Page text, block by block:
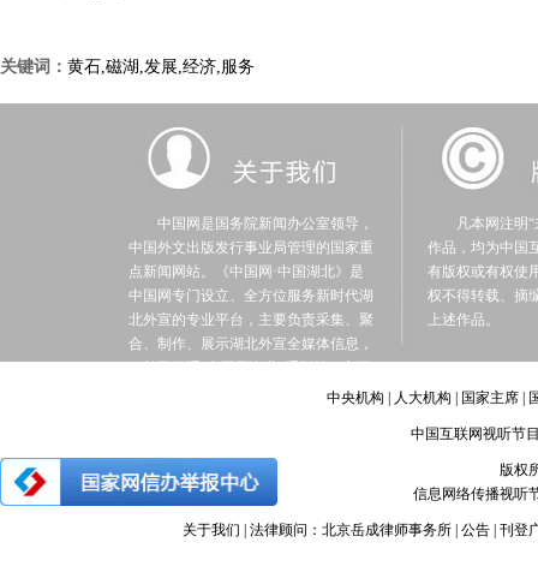
关键词： 黄石,磁湖,发展,经济,服务